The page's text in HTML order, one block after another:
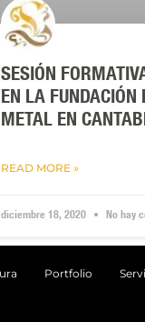
SESIÓN
EN LA
METAL EN
READ MORE »
diciembre 18, 2020 No hay
Portfolio